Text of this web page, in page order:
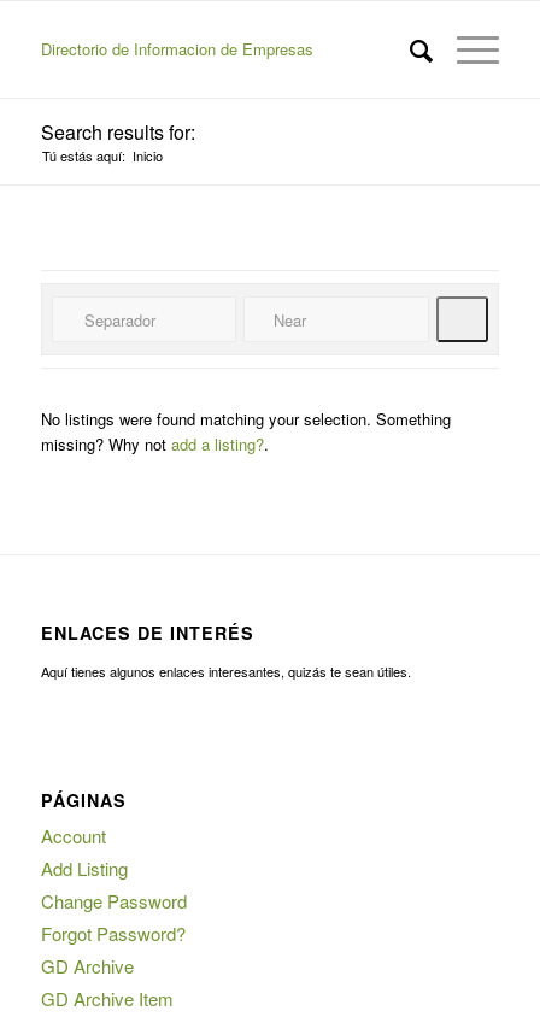
Directorio de Informacion de Empresas
Search results for:
Tú estás aquí: Inicio
No listings were found matching your selection. Something
missing? Why not add a listing?.
ENLACES DE INTERÉS
Aquí tienes algunos enlaces interesantes, quizás te sean útiles.
PÁGINAS
Account
Add Listing
Change Password
Forgot Password?
GD Archive
GD Archive Item